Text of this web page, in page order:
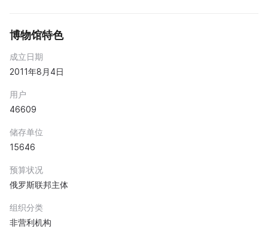
博物馆特色
成立日期
2011年8月4日
用户
46609
储存单位
15646
预算状况
俄罗斯联邦主体
组织分类
非营利机构